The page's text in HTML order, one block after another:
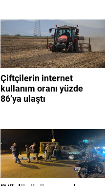
Çiftçilerin internet
kullanım oranı yüzde
86’ya ulaştı